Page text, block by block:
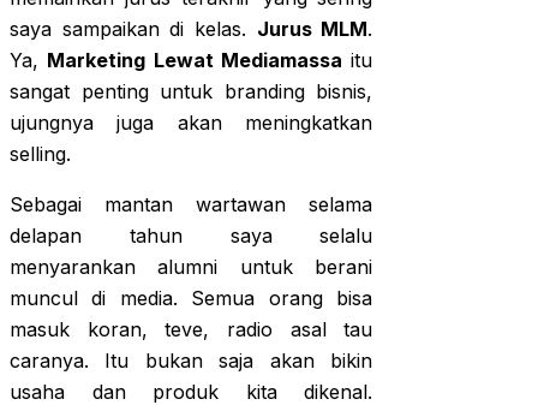
saya sampaikan di kelas. Jurus MLM.
Ya, Marketing Lewat Mediamassa itu
sangat penting untuk branding bisnis,
ujungnya juga akan meningkatkan
selling.
Sebagai mantan wartawan selama
delapan tahun saya selalu
menyarankan alumni untuk berani
muncul di media. Semua orang bisa
masuk koran, teve, radio asal tau
caranya. Itu bukan saja akan bikin
usaha dan produk kita dikenal.